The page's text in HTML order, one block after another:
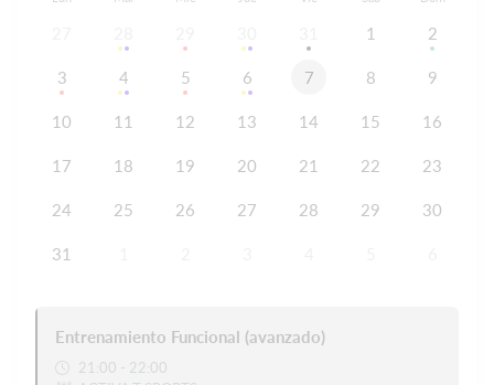
1 2
3 4 5 6 7 8 9
10 11 12 13 14 15 16
17 18 19 20 21 22 23
24 25 26 27 28 29 30
31
Entrenamiento Funcional (avanzado)
21:00 - 22:00